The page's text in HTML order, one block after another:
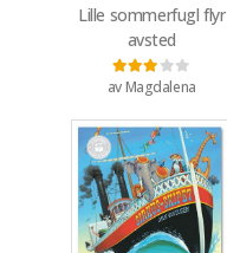
Lille sommerfugl flyr
avsted
Vurdert3av 5
av Magdalena